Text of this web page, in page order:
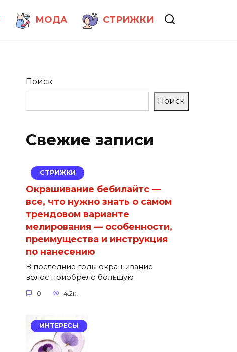
МОДА СТРИЖКИ
Поиск
Поиск
Свежие записи
СТРИЖКИ
Окрашивание бебилайтс —
все, что нужно знать о самом
трендовом варианте
мелирования — особенности,
преимущества и инструкция
по нанесению
В последние годы окрашивание
волос приобрело большую
0 4.2к.
ИНТЕРЕСЫ